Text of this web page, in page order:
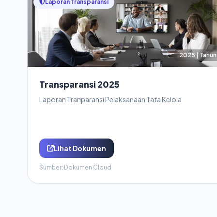
Laporan Transparansi
2025 |
Transparansi 2025
Laporan Tranparansi Pelaksanaan Tata Kelola
Lihat Dokumen
Sumber: Dokumen Cloud